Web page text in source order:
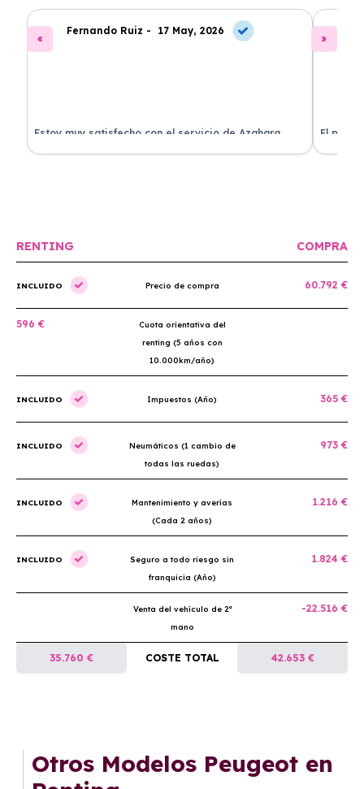
Fernando Ruiz - 17 May, 2026
Estoy muy satisfecho con el servicio de Azahara
Renting. El coche está en perfectas condiciones y el
El
llegó
RENTING COMPRA
INCLUIDO Precio de compra 60.792 €
596 €
Cuota orientativa del
renting (5 años con
10.000km/año)
INCLUIDO Impuestos (Año) 365 €
INCLUIDO
Neumáticos (1 cambio de
todas las ruedas)
973 €
INCLUIDO
Mantenimiento y averías
(Cada 2 años)
1.216 €
INCLUIDO
Seguro a todo riesgo sin
franquicia (Año)
1.824 €
Venta del vehículo de 2ª
mano
-22.516 €
35.760 € COSTE TOTAL 42.653 €
Otros Modelos Peugeot en